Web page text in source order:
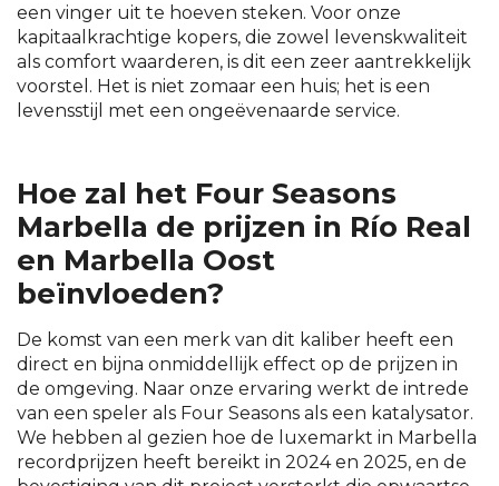
een vinger uit te hoeven steken. Voor onze
kapitaalkrachtige kopers, die zowel levenskwaliteit
als comfort waarderen, is dit een zeer aantrekkelijk
voorstel. Het is niet zomaar een huis; het is een
levensstijl met een ongeëvenaarde service.
Hoe zal het Four Seasons
Marbella de prijzen in Río Real
en Marbella Oost
beïnvloeden?
De komst van een merk van dit kaliber heeft een
direct en bijna onmiddellijk effect op de prijzen in
de omgeving. Naar onze ervaring werkt de intrede
van een speler als Four Seasons als een katalysator.
We hebben al gezien hoe de luxemarkt in Marbella
recordprijzen heeft bereikt in 2024 en 2025, en de